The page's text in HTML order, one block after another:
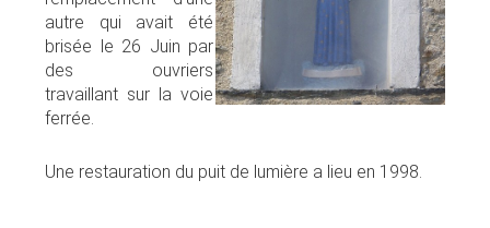
autre qui avait été
brisée le 26 Juin par
des ouvriers
travaillant sur la voie
ferrée.
Une restauration du puit de lumière a lieu en 1998.